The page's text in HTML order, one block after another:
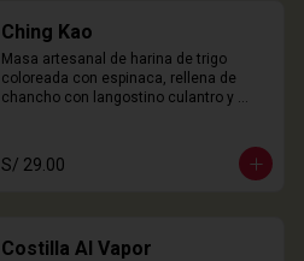
Ching Kao
Masa artesanal de harina de trigo
coloreada con espinaca, rellena de
chancho con langostino culantro y
S/ 29.00
Costilla Al Vapor